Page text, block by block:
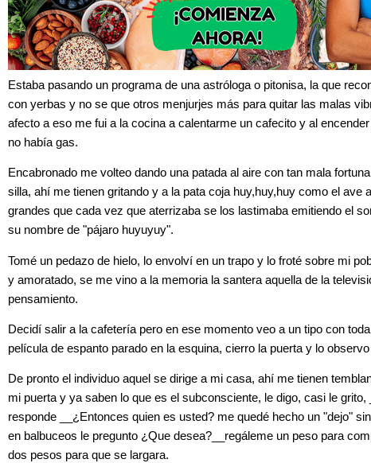
Estaba pasando un programa de una astróloga o pitonisa, la que
con yerbas y no se que otros menjurjes más para quitar las malas
afecto a eso me fui a la cocina a calentarme un cafecito y al
no había gas.
Encabronado me volteo dando una patada al aire con tan mala
silla, ahí me tienen gritando y a la pata coja huy,huy,huy como el ave
grandes que cada vez que aterrizaba se los lastimaba emitiendo el
su nombre de "pájaro huyuyuy".
Tomé un pedazo de hielo, lo envolví en un trapo y lo froté sobre mi
y amoratado, se me vino a la memoria la santera aquella de la
pensamiento.
Decidí salir a la cafetería pero en ese momento veo a un tipo con
película de espanto parado en la esquina, cierro la puerta y lo
De pronto el individuo aquel se dirige a mi casa, ahí me tienen
mi puerta y ya saben lo que es el subconsciente, le digo, casi le grito,
responde __¿Entonces quien es usted? me quedé hecho un "dejo"
en balbuceos le pregunto ¿Que desea?__regáleme un peso para
dos pesos para que se largara.